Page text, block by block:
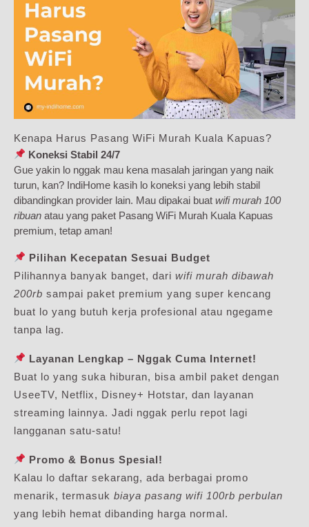
Kenapa Harus Pasang WiFi Murah Kuala Kapuas?
Koneksi Stabil 24/7
Gue yakin lo nggak mau kena masalah jaringan yang naik
turun, kan? IndiHome kasih lo koneksi yang lebih stabil
dibandingkan provider lain. Mau dipakai buat wifi murah 100
ribuan atau yang paket Pasang WiFi Murah Kuala Kapuas
premium, tetap aman!
Pilihan Kecepatan Sesuai Budget
Pilihannya banyak banget, dari wifi murah dibawah
200rb sampai paket premium yang super kencang
buat lo yang butuh kerja profesional atau ngegame
tanpa lag.
Layanan Lengkap – Nggak Cuma Internet!
Buat lo yang suka hiburan, bisa ambil paket dengan
UseeTV, Netflix, Disney+ Hotstar, dan layanan
streaming lainnya. Jadi nggak perlu repot lagi
langganan satu-satu!
Promo & Bonus Spesial!
Kalau lo daftar sekarang, ada berbagai promo
menarik, termasuk biaya pasang wifi 100rb perbulan
yang lebih hemat dibanding harga normal.